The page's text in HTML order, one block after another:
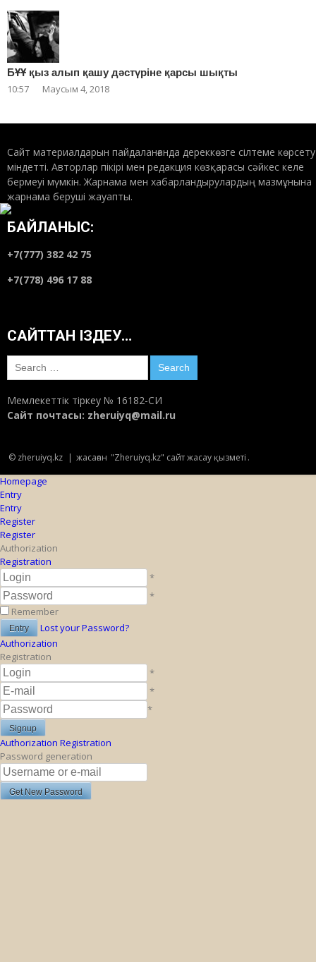
БҰҰ қыз алып қашу дәстүріне қарсы шықты
10:57 Маусым 4, 2018
Сайт материалдарын пайдаланғанда дереккөзге сілтеме көрсету
міндетті. Авторлар пікірі мен редакция көзқарасы сәйкес келе
бермеуі мүмкін. Жарнама мен хабарландырулардың мазмұнына
жарнама беруші жауапты.
БАЙЛАНЫС:
+7(777) 382 42 75
+7(778) 496 17 88
САЙТТАН ІЗДЕУ…
Search
for:
Мемлекеттік тіркеу № 16182-СИ
Сайт почтасы: zheruiyq@mail.ru
© zheruiyq.kz | жасаған "Zheruiyq.kz" сайт жасау қызметі .
Homepage
Entry
Entry
Register
Register
Authorization
Registration
*
*
Remember
Lost your Password?
Authorization
Registration
*
*
*
Authorization Registration
Password generation